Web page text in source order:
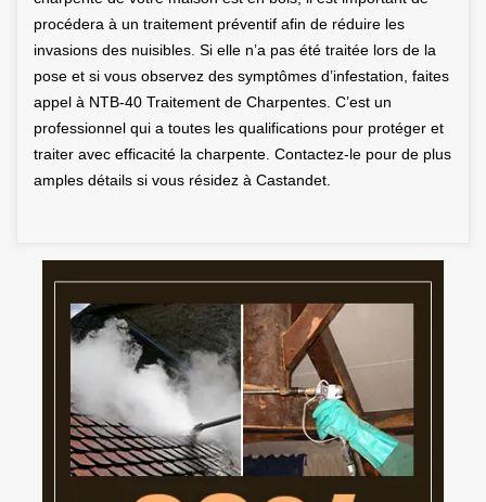
procédera à un traitement préventif afin de réduire les
invasions des nuisibles. Si elle n’a pas été traitée lors de la
pose et si vous observez des symptômes d’infestation, faites
appel à NTB-40 Traitement de Charpentes. C’est un
professionnel qui a toutes les qualifications pour protéger et
traiter avec efficacité la charpente. Contactez-le pour de plus
amples détails si vous résidez à Castandet.